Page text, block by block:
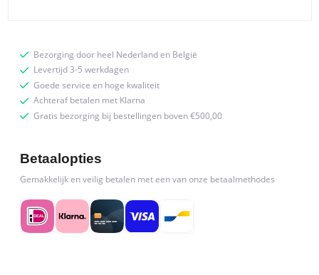
Bezorging door heel Nederland en België
Levertijd 3-5 werkdagen
Goede service en hoge kwaliteit
Achteraf betalen met Klarna
Gratis bezorging bij bestellingen boven €500,00
Betaalopties
Gemakkelijk en veilig betalen met een van onze betaalmethodes